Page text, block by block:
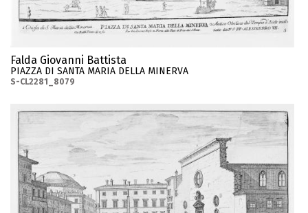
Falda Giovanni Battista
PIAZZA DI SANTA MARIA DELLA MINERVA
S-CL2281_8079